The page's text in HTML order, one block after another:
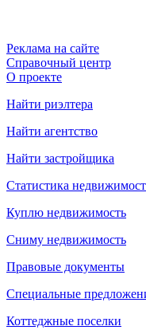
Реклама на сайте
Справочный центр
О проекте
Найти риэлтера
Найти агентство
Найти застройщика
Статистика
Куплю недвижимость
Сниму недвижимость
Правовые документы
Специальные
Коттеджные поселки